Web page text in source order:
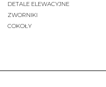
DETALE ELEWACYJNE
ZWORNIKI
COKOŁY